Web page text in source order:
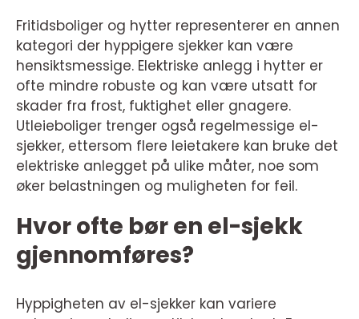
Fritidsboliger og hytter representerer en annen
kategori der hyppigere sjekker kan være
hensiktsmessige. Elektriske anlegg i hytter er
ofte mindre robuste og kan være utsatt for
skader fra frost, fuktighet eller gnagere.
Utleieboliger trenger også regelmessige el-
sjekker, ettersom flere leietakere kan bruke det
elektriske anlegget på ulike måter, noe som
øker belastningen og muligheten for feil.
Hvor ofte bør en el-sjekk
gjennomføres?
Hyppigheten av el-sjekker kan variere